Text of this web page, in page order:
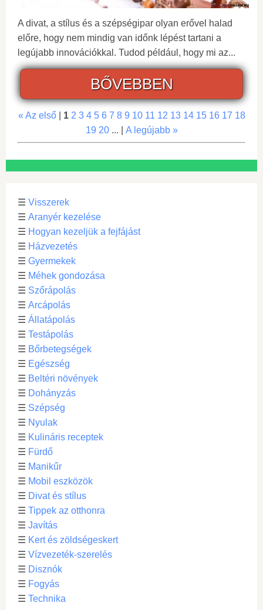
A divat, a stílus és a szépségipar olyan erővel halad
előre, hogy nem mindig van időnk lépést tartani a
legújabb innovációkkal. Tudod például, hogy mi az...
BŐVEBBEN
« Az első| 1 2 3 4 5 6 7 8 9 10 11 12 13 14 15 16 17 18
19 20... | A legújabb »
☰ Visszerek
☰ Aranyér kezelése
☰ Hogyan kezeljük a fejfájást
☰ Házvezetés
☰ Gyermekek
☰ Méhek gondozása
☰ Szőrápolás
☰ Arcápolás
☰ Állatápolás
☰ Testápolás
☰ Bőrbetegségek
☰ Egészség
☰ Beltéri növények
☰ Dohányzás
☰ Szépség
☰ Nyulak
☰ Kulináris receptek
☰ Fürdő
☰ Manikűr
☰ Mobil eszközök
☰ Divat és stílus
☰ Tippek az otthonra
☰ Javítás
☰ Kert és zöldségeskert
☰ Vízvezeték-szerelés
☰ Disznók
☰ Fogyás
☰ Technika